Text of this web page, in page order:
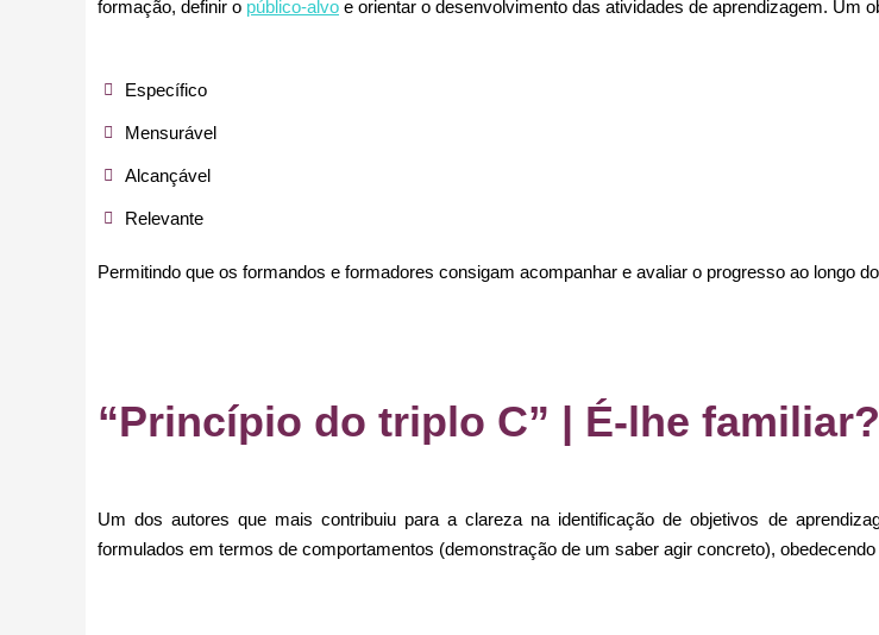
formação, definir o público-alvo e orientar o desenvolvimento das atividades de aprendizagem. Um
Específico
Mensurável
Alcançável
Relevante
Permitindo que os formandos e formadores consigam acompanhar e avaliar o progresso ao longo
“Princípio do triplo C” | É-lhe familiar?
Um dos autores que mais contribuiu para a clareza na identificação de objetivos de
formulados em termos de comportamentos (demonstração de um saber agir concreto), obedecendo